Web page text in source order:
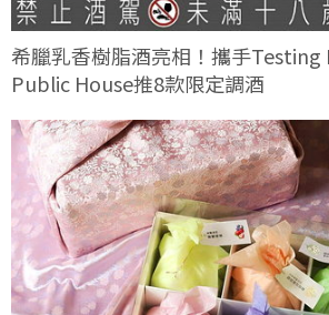
希臘乳香樹脂酒亮相！攜手
Public House推8款限定調酒